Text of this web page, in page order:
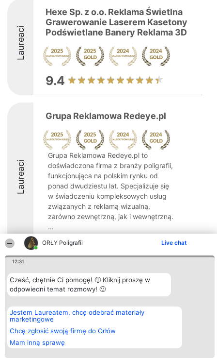
ORŁY Poligrafii Live chat
12:31
Cześć, chętnie Ci pomogę! 🙂 Kliknij proszę w
odpowiedni temat rozmowy! 🙂
Jestem Laureatem, chcę odebrać materiały
marketingowe
Chcę zgłosić swoją firmę do Orłów
Mam inną sprawę
Laureaci
Hexe Sp. z o.o. Reklama Świetlna
Grawerowanie Laserem Kasetony
Podświetlane Banery Reklama 3D
9.4
Laureaci
Grupa Reklamowa Redeye.pl
Grupa Reklamowa Redeye.pl to
doświadczona firma z branży poligrafii,
funkcjonująca na polskim rynku od
ponad dwudziestu lat. Specjalizuje się
w świadczeniu kompleksowych usług
związanych z reklamą wizualną,
zarówno zewnętrzną, jak i wewnętrzną.
...
9.5
Organizator plebiscytu
Bright Side Solutions sp. z o.
o. sp. k.
Wrocław 50-079
KRS 0000749100 | Regon
381313360 | NIP 8943132676
+48 508 492 400
Plebiscyt
Laureaci
Lista
Laureatów
Zasady
Polityka
Kontakt